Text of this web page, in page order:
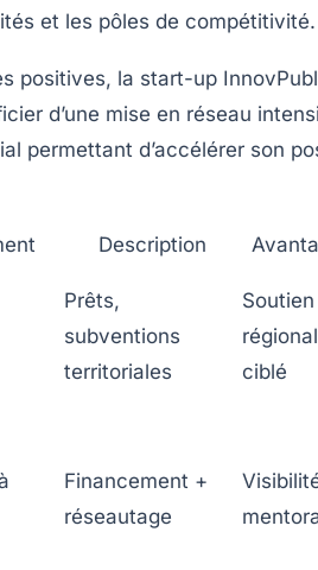
et les pôles de compétitivité.
positives, la start-up
d’une mise en réseau
permettant d’accélérer son
Description
Prêts,
subventions
territoriales
Soutien
régional
ciblé
Financement +
réseautage